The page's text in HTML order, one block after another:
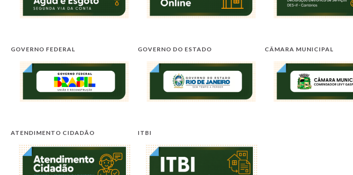
GOVERNO FEDERAL GOVERNO DO ESTADO CÂMARA MUNICIPAL
ATENDIMENTO CIDADÃO ITBI